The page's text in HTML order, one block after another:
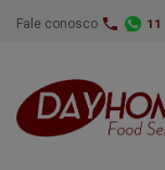
Skip
Fale conosco 11